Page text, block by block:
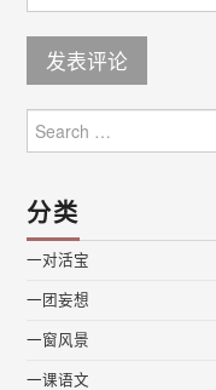
for:
分类
一对活宝
一团妄想
一窗风景
一课语文